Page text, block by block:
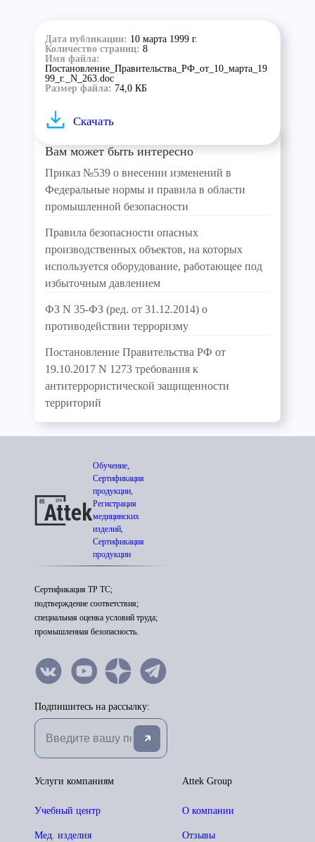
Дата публикации: 10 марта 1999 г.
Количество страниц: 8
Имя файла:
Постановление_Правительства_РФ_от_10_марта_19
99_г._N_263.doc
Размер файла: 74,0 КБ
Скачать
Вам может быть интересно
Приказ №539 о внесении изменений в
Федеральные нормы и правила в области
промышленной безопасности
Правила безопасности опасных
производственных объектов, на которых
используется оборудование, работающее под
избыточным давлением
ФЗ N 35-ФЗ (ред. от 31.12.2014) о
противодействии терроризму
Постановление Правительства РФ от
19.10.2017 N 1273 требования к
антитеррористической защищенности
территорий
Обучение,
Сертификация
продукции,
Регистрация
медицинских
изделий,
Сертификация
продукции
Сертификация ТР ТС;
подтверждение соответствия;
специальная оценка условий труда;
промышленная безопасность.
Подпишитесь на рассылку:
Attek Group
О компании
Отзывы
Услуги компаниям
Учебный центр
Мед. изделия